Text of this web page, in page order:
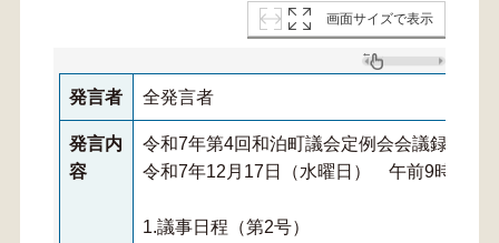
画面サイズで表示
発言者 全発言者
発言内
容
令和7年第4回和泊町議会定例会会議録
令和7年12月17日（水曜日） 午前9時30分
1.議事日程（第2号）